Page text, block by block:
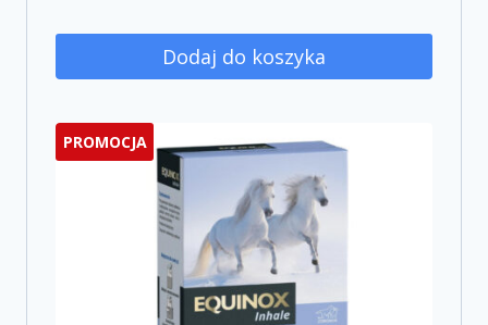
Dodaj do koszyka
PROMOCJA